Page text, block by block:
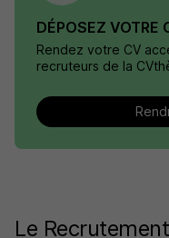
DÉPOSEZ VOTRE
Rendez votre CV
recruteurs de la
Le